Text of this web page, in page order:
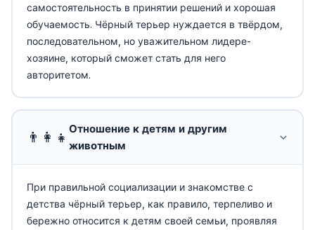
самостоятельность в принятии решений и хорошая
обучаемость. Чёрный терьер нуждается в твёрдом,
последовательном, но уважительном лидере-
хозяине, который сможет стать для него
авторитетом.
👨‍👩‍👧
Отношение к детям и другим
животным
При правильной социализации и знакомстве с
детства чёрный терьер, как правило, терпеливо и
бережно относится к детям своей семьи, проявляя